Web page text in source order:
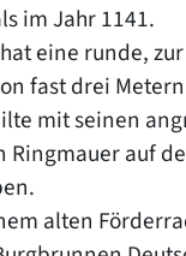
im Jahr 1141.
eine runde,
fast drei
mit seinen
auf
alten